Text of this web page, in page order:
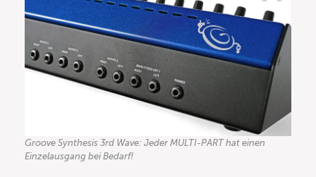
Groove Synthesis 3rd Wave: Jeder MULTI-PART hat einen
Einzelausgang bei Bedarf!